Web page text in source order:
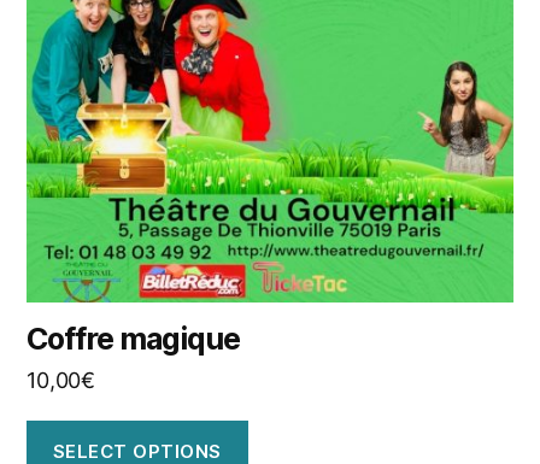
Coffre magique
10,00€
SELECT OPTIONS